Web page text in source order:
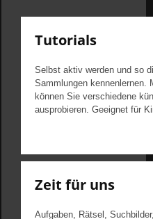
Tutorials
Selbst aktiv werden und so
Sammlungen kennenlernen.
können Sie verschiedene
ausprobieren. Geeignet für
Zeit für uns
Aufgaben, Rätsel,